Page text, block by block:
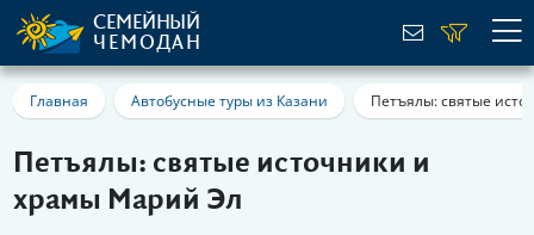
СЕМЕЙНЫЙ
ЧЕМОДАН
Главная Автобусные туры из Казани Петъялы: святые
Петъялы: святые источники и
храмы Марий Эл